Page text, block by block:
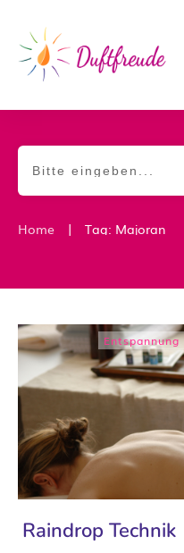
Home | Tag: Majoran
Raindrop Technik